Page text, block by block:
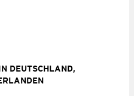
DEUTSCHLAND,